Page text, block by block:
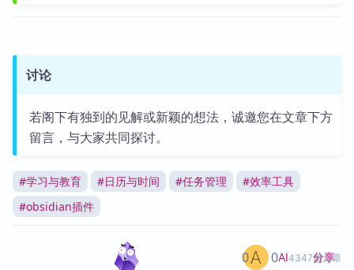
讨论
若阁下有独到的见解或新颖的想法，诚邀您在文章下方
留言，与大家共同探讨。
#学习与教育 #日历与时间 #任务管理 #效率工具
#obsidian插件
AI4347篇文章
0 0 分享